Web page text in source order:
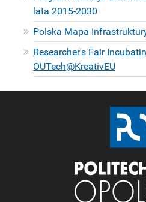
lata 2015-2030
Polska Mapa
Researcher's Fair
OUTech@KreativEU